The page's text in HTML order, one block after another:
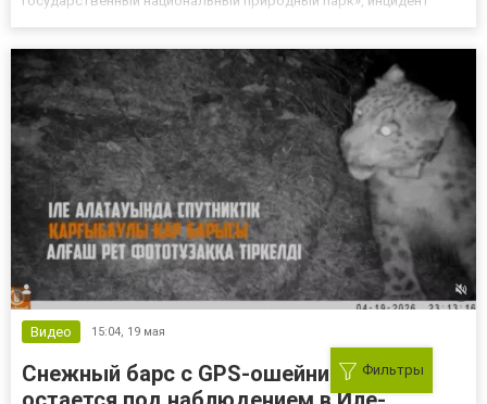
Фильтры
парка, тянь-шаньск...
Видео 15:04, 19 мая
Снежный барс с GPS-ошейником